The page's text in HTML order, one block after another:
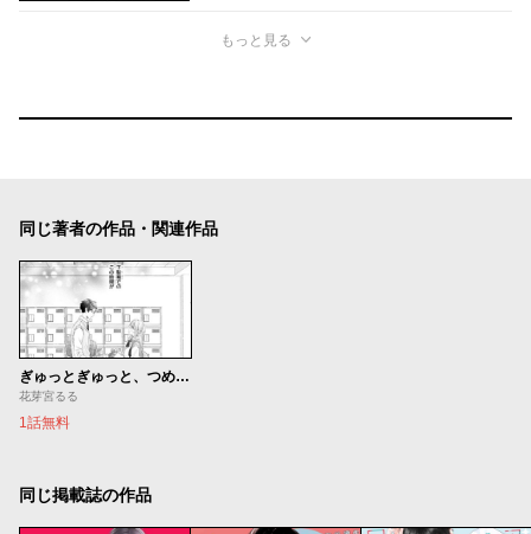
もっと見る
同じ著者の作品・関連作品
ぎゅっとぎゅっと、つめこんで
花芽宮るる
1話無料
同じ掲載誌の作品